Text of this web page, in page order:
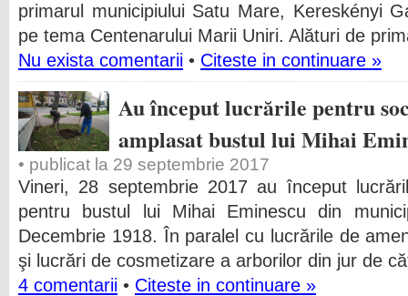
primarul municipiului Satu Mare, Kereskényi
pe tema Centenarului Marii Uniri. Alături de
Nu exista comentarii • Citeste in continuare »
Au început lucrările pentru
amplasat bustul lui Mihai
• publicat la 29 septembrie 2017
Vineri, 28 septembrie 2017 au început
pentru bustul lui Mihai Eminescu din
Decembrie 1918. În paralel cu lucrările de
şi lucrări de cosmetizare a arborilor din jur de
4 comentarii • Citeste in continuare »